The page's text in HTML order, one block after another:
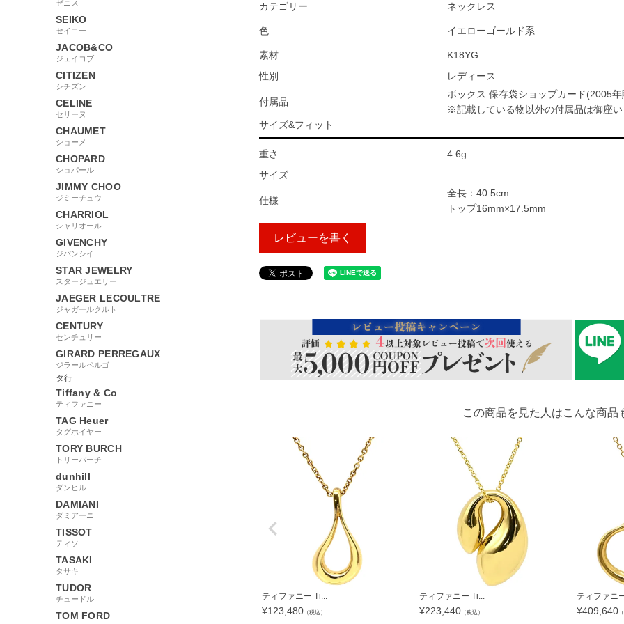
ゼニス
SEIKO
セイコー
JACOB&CO
ジェイコブ
CITIZEN
シチズン
CELINE
セリーヌ
CHAUMET
ショーメ
CHOPARD
ショパール
JIMMY CHOO
ジミーチュウ
CHARRIOL
シャリオール
GIVENCHY
ジバンシイ
STAR JEWELRY
スタージュエリー
JAEGER LECOULTRE
ジャガールクルト
CENTURY
センチュリー
GIRARD PERREGAUX
ジラールペルゴ
タ行
Tiffany & Co
ティファニー
TAG Heuer
タグホイヤー
TORY BURCH
トリーバーチ
dunhill
ダンヒル
DAMIANI
ダミアーニ
TISSOT
ティソ
TASAKI
タサキ
TUDOR
チュードル
TOM FORD
カテゴリー ネックレス
色 イエローゴールド系
素材
K18YG
性別
レディース
付属品
ボックス 保存袋ショップカード(2005年
※記載している物以外の付属品は御座い
サイズ&フィット
重さ
4.6g
サイズ
仕様
全長：40.5cm
トップ16mm×17.5mm
レビューを書く
この商品を見た人はこんな商品
ティファニー Ti...
¥123,480 （税込）
ティファニー Ti...
¥223,440 （税込）
ティファニ
¥409,640